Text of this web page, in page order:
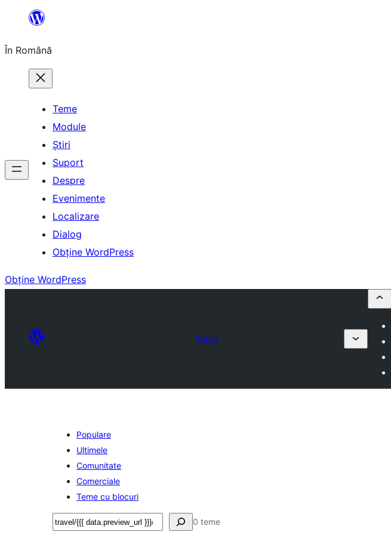
conținut
În Română
Teme
Module
Știri
Suport
Despre
Evenimente
Localizare
Dialog
Obține WordPress
Obține WordPress
Teme
Populare
Ultimele
Comunitate
Comerciale
Teme cu blocuri
Caută 0 teme